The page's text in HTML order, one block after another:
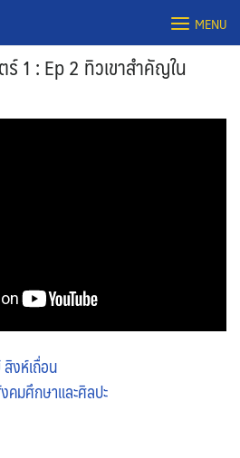
MENU
1 : Ep 2 ทิวเขาสำคัญใน
งห์เถื่อน
คมศึกษาและศิลปะ